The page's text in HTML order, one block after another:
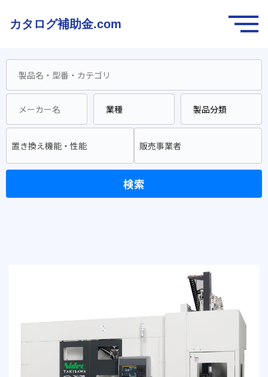
カタログ補助金.com
置き換え機能・性能 販売事業者
検索